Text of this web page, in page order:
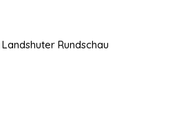
Rundschau